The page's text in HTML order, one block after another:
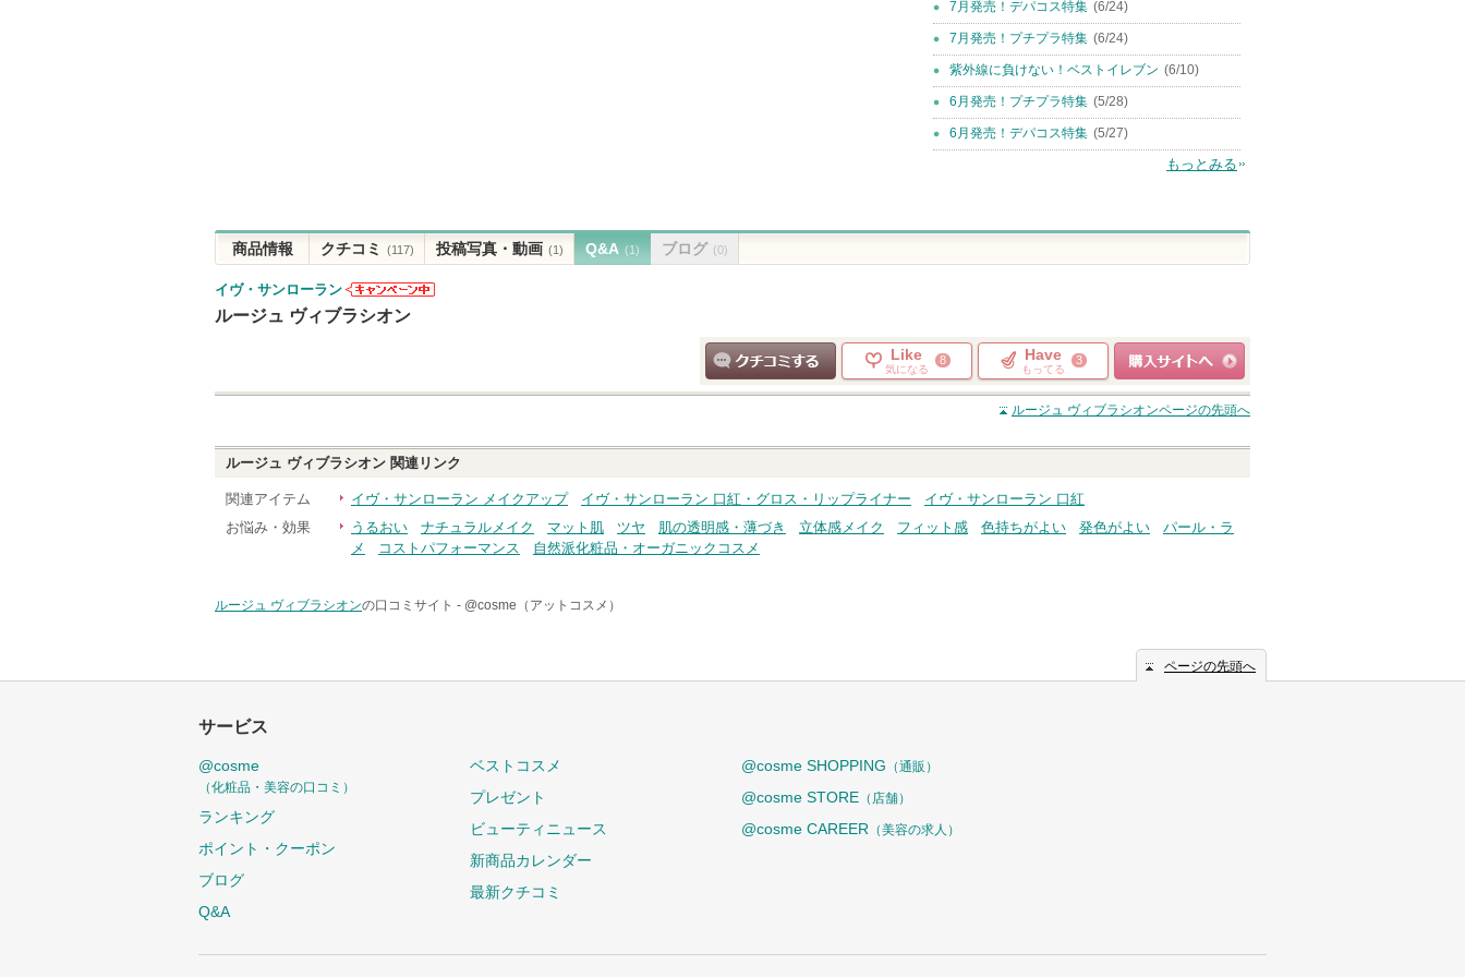
7月発売！デパコス特集 (6/24)
7月発売！プチプラ特集 (6/24)
紫外線に負けない！ベストイレブン (6/10)
6月発売！プチプラ特集 (5/28)
6月発売！デパコス特集 (5/27)
もっとみる
商品情報 クチコミ (117) 投稿写真・動画 (1) Q&A (1) ブログ (0)
イヴ・サンローラン
イヴ・サンロ
ります
ルージュ ヴィブラシオン
クチコミする
Like
気になる
8 Have
もってる
3
ショッピングサイト
へ
ルージュ ヴィブラシオンページの先頭へ
ルージュ ヴィブラシオン 関連リンク
関連アイテム イヴ・サンローラン メイクアップ イヴ・サンローラン 口紅・グロス・リップライナー
イヴ・サンローラン 口紅
お悩み・効果
うるおい ナチュラルメイク マット肌 ツヤ 肌の透明感・薄づき 立体感メイク フィット感 色持ちがよい 発色がよい
パール・ラ
メ
コストパフォーマンス 自然派化粧品・オーガニックコスメ
ルージュ ヴィブラシオンの口コミサイト - @cosme（アットコスメ）
ページの先頭へ
サービス
@cosme
（化粧品・美容の口コミ）
ランキング
ポイント・クーポン
ブログ
Q&A
ベストコスメ
プレゼント
ビューティニュース
新商品カレンダー
最新クチコミ
@cosme SHOPPING （通販）
@cosme STORE （店舗）
@cosme CAREER （美容の求人）